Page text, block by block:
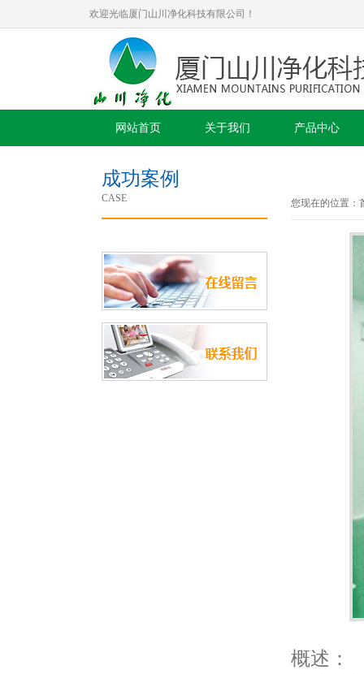
欢迎光临厦门山川净化科技有限公司！
网站首页 关于我们 产品中心
成功案例
CASE 您现在的位置：
概述：